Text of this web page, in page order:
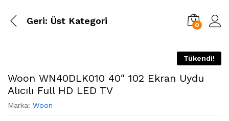
Geri: Üst Kategori 0
Tükendi!
Woon WN40DLK010 40″ 102 Ekran Uydu
Alıcılı Full HD LED TV
Marka: Woon